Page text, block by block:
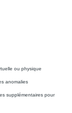
ou physique
anomalies
supplémentaires pour